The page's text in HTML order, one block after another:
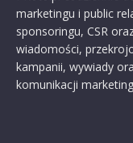
marketingu i public
sponsoringu, CSR
wiadomości,
kampanii, wywiady
komunikacji